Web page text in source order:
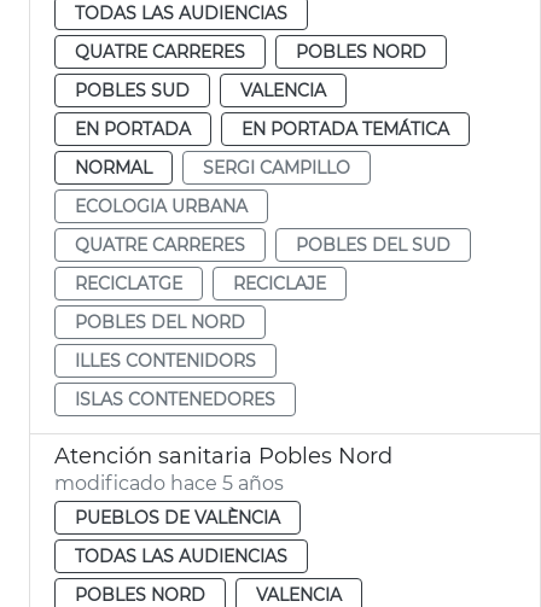
TODAS LAS AUDIENCIAS
QUATRE CARRERES
POBLES NORD
POBLES SUD
VALENCIA
EN PORTADA
EN PORTADA TEMÁTICA
NORMAL
SERGI CAMPILLO
ECOLOGIA URBANA
QUATRE CARRERES
POBLES DEL SUD
RECICLATGE
RECICLAJE
POBLES DEL NORD
ILLES CONTENIDORS
ISLAS CONTENEDORES
Atención sanitaria Pobles Nord
modificado hace 5 años
PUEBLOS DE VALÈNCIA
TODAS LAS AUDIENCIAS
POBLES NORD
VALENCIA